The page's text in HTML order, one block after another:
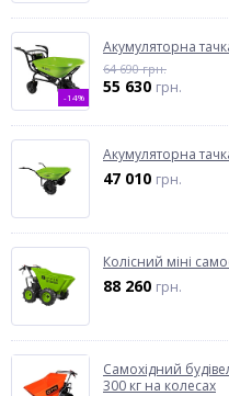
-14%
Акумуляторна
64 690 грн.
55 630 грн.
Акумуляторна
47 010 грн.
Колісний міні
88 260 грн.
Самохідний
300 кг на колесах